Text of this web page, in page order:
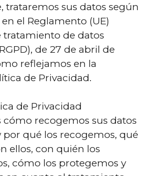
trataremos sus datos según
el Reglamento (UE)
tratamiento de datos
de 27 de abril de
reflejamos en la
de Privacidad.
de Privacidad
recogemos sus datos
por qué los recogemos, qué
ellos, con quién los
cómo los protegemos y